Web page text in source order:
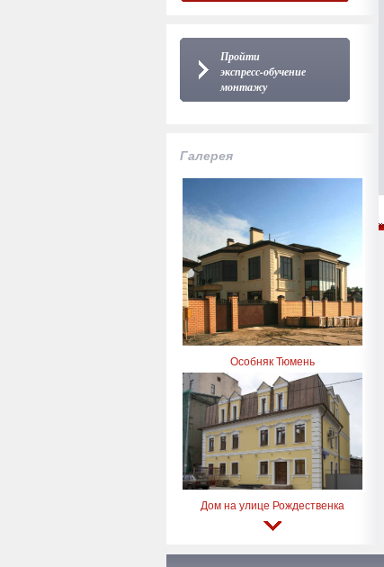
Пройти
экспресс-обучение
монтажу
Галерея
Особняк Тюмень
Дом на улице Рождественка